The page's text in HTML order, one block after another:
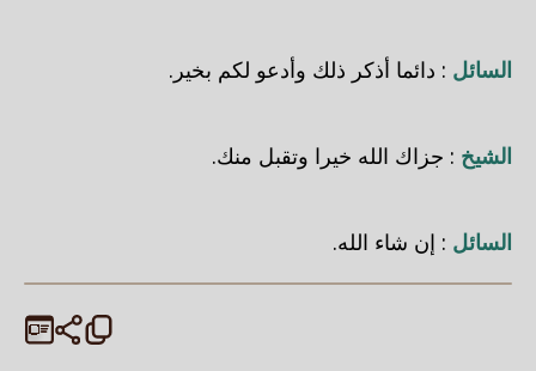
السائل : دائما أذكر ذلك وأدعو لكم بخير.
الشيخ : جزاك الله خيرا وتقبل منك.
السائل : إن شاء الله.